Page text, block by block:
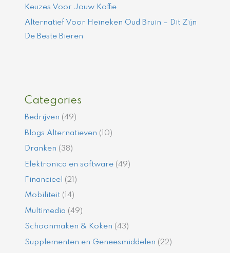
Keuzes Voor Jouw Koffie
Alternatief Voor Heineken Oud Bruin – Dit Zijn
De Beste Bieren
Categories
Bedrijven (49)
Blogs Alternatieven (10)
Dranken (38)
Elektronica en software (49)
Financieel (21)
Mobiliteit (14)
Multimedia (49)
Schoonmaken & Koken (43)
Supplementen en Geneesmiddelen (22)